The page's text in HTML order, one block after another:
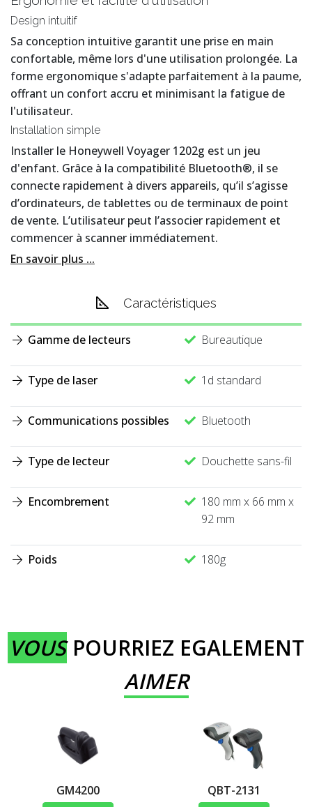
Design intuitif
Sa conception intuitive garantit une prise en main
confortable, même lors d'une utilisation prolongée. La
forme ergonomique s'adapte parfaitement à la paume,
offrant un confort accru et minimisant la fatigue de
l'utilisateur.
Installation simple
Installer le Honeywell Voyager 1202g est un jeu
d'enfant. Grâce à la compatibilité Bluetooth®, il se
connecte rapidement à divers appareils, qu’il s’agisse
d’ordinateurs, de tablettes ou de terminaux de point
de vente. L’utilisateur peut l’associer rapidement et
commencer à scanner immédiatement.
En savoir plus ...
Caractéristiques
Gamme de lecteurs Bureautique
Type de laser 1d standard
Communications possibles Bluetooth
Type de lecteur Douchette sans-fil
Encombrement
180 mm x 66 mm x
92 mm
Poids 180g
VOUSPOURRIEZ EGALEMENT
AIMER
GM4200
QBT-2131